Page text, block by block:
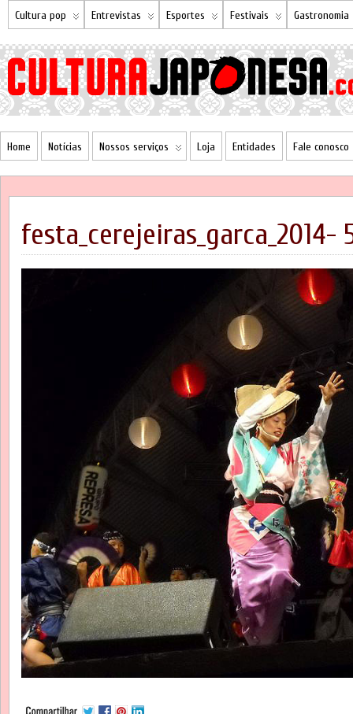
Cultura pop Entrevistas Esportes Festivais Gastronomia
Home Notícias Nossos serviços Loja Entidades Fale conosco
festa_cerejeiras_garca_2014-